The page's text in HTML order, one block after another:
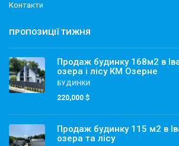
Контакти
ПРОПОЗИЦІЇ ТИЖНЯ
Продаж будинку 168м2 в
озера і лісу КМ Озерне
БУДИНКИ
220,000 $
Продаж будинку 115 м2 в
озера та лісу